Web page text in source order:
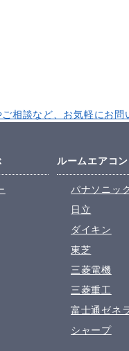
ルームエアコ
パナソニッ
日立
ダイキン
東芝
三菱電機
三菱重工
富士通ゼネ
シャープ